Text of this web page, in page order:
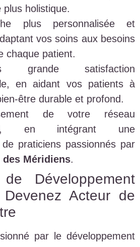
plus holistique.
plus personnalisée et
vos soins aux besoins
chaque patient.
grande satisfaction
en aidant vos patients à
être durable et profond.
de votre réseau
en intégrant une
praticiens passionnés par
des Méridiens.
de Développement
Acteur de
par le développement